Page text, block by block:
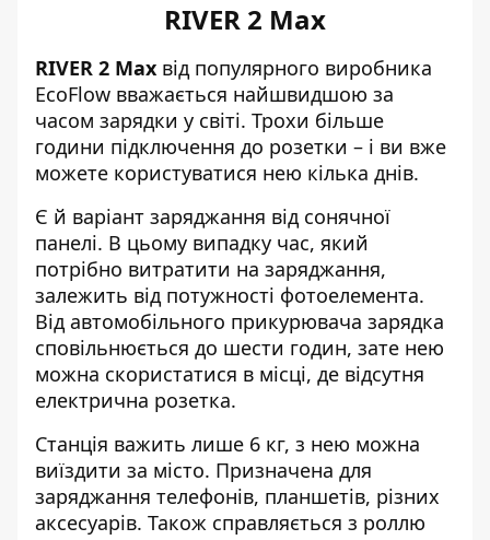
RIVER 2 Max
RIVER 2 Max від популярного виробника
EcoFlow вважається найшвидшою за
часом зарядки у світі. Трохи більше
години підключення до розетки – і ви вже
можете користуватися нею кілька днів.
Є й варіант заряджання від сонячної
панелі. В цьому випадку час, який
потрібно витратити на заряджання,
залежить від потужності фотоелемента.
Від автомобільного прикурювача зарядка
сповільнюється до шести годин, зате нею
можна скористатися в місці, де відсутня
електрична розетка.
Станція важить лише 6 кг, з нею можна
виїздити за місто. Призначена для
заряджання телефонів, планшетів, різних
аксесуарів. Також справляється з роллю